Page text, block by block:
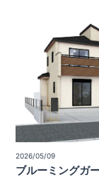
2026/05/09
ブルーミングガ